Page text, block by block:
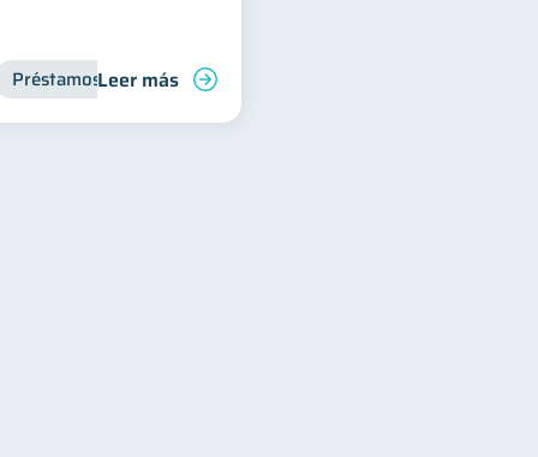
Préstamos Entidad financiera
Leer más